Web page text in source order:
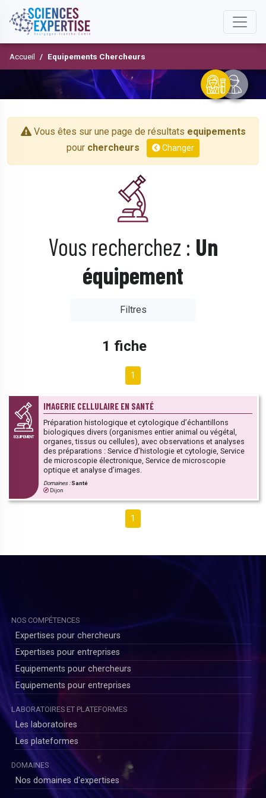
Accueil Equipements Chercheurs
Vous êtes sur une page de résultats equipements
pour chercheurs Changer
Vous recherchez : Un
équipement
Filtres
1 fiche
1
EQUIPEMENT
IMAGERIE CELLULAIRE EN SANTÉ
Préparation histologique et cytologique d’échantillons
biologiques divers (organismes entier animal ou végétal,
organes, tissus ou cellules), avec observations et analyses
des préparations : Service d’histologie et cytologie, Service
de microscopie électronique, Service de microscopie
optique et analyse d’images.
Domaines :Santé
Dijon
1
NOS COMPÉTENCES
Expertises pour chercheurs
Expertises pour entreprises
Equipements pour chercheurs
Equipements pour entreprises
LABORATOIRES ET PLATEFORMES
Les laboratoires
Les plateformes
DOMAINES
Nos domaines d'expertises